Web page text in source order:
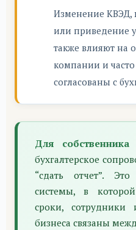
Изменение КВЭД,
или приведение
также влияют на
компании и
согласованы с
Для
бухгалтерское
“сдать отчет”.
системы, в
сроки, сотрудники
бизнеса связаны